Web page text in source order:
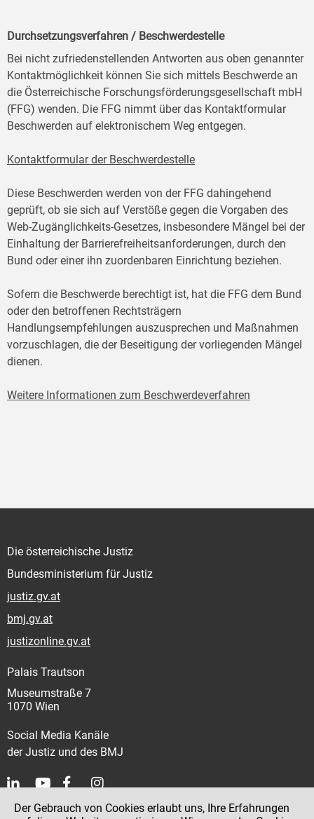
Durchsetzungsverfahren / Beschwerdestelle
Bei nicht zufriedenstellenden Antworten aus oben genannter
Kontaktmöglichkeit können Sie sich mittels Beschwerde an
die Österreichische Forschungsförderungsgesellschaft mbH
(FFG) wenden. Die FFG nimmt über das Kontaktformular
Beschwerden auf elektronischem Weg entgegen.
Kontaktformular der Beschwerdestelle
Diese Beschwerden werden von der FFG dahingehend
geprüft, ob sie sich auf Verstöße gegen die Vorgaben des
Web-Zugänglichkeits-Gesetzes, insbesondere Mängel bei der
Einhaltung der Barrierefreiheitsanforderungen, durch den
Bund oder einer ihn zuordenbaren Einrichtung beziehen.
Sofern die Beschwerde berechtigt ist, hat die FFG dem Bund
oder den betroffenen Rechtsträgern
Handlungsempfehlungen auszusprechen und Maßnahmen
vorzuschlagen, die der Beseitigung der vorliegenden Mängel
dienen.
Weitere Informationen zum Beschwerdeverfahren
Die österreichische Justiz
Bundesministerium für Justiz
justiz.gv.at
bmj.gv.at
justizonline.gv.at
Palais Trautson
Museumstraße 7
1070 Wien
Social Media Kanäle
der Justiz und des BMJ
Kontakt
Der Gebrauch von Cookies erlaubt uns, Ihre Erfahrungen